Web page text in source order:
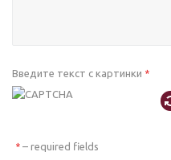
Введите текст с картинки *
* – required fields